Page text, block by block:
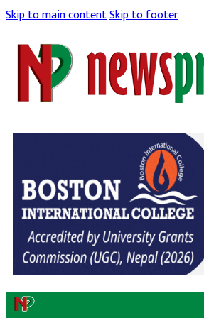
Skip to main contentSkip to footer